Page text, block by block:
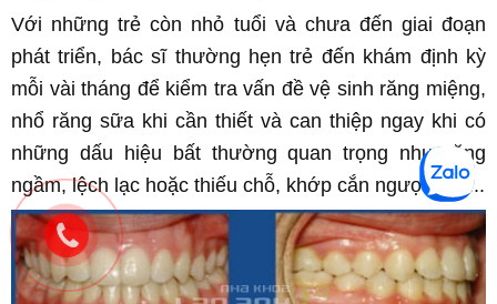
Với những trẻ còn nhỏ tuổi và chưa đến giai đoạn
phát triển, bác sĩ thường hẹn trẻ đến khám định kỳ
mỗi vài tháng để kiểm tra vấn đề vệ sinh răng miệng,
nhổ răng sữa khi cần thiết và can thiệp ngay khi có
những dấu hiệu bất thường quan trọng như răng
ngầm, lệch lạc hoặc thiếu chỗ, khớp cắn ngược, v.v...